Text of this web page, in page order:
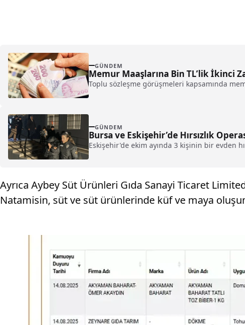
GÜNDEM
Memur Maaşlarına Bin TL’lik İkinci
Toplu sözleşme görüşmeleri kapsamında
GÜNDEM
Bursa ve Eskişehir’de Hırsızlık
Eskişehir'de ekim ayında 3 kişinin bir evden
Ayrıca Aybey Süt Ürünleri Gıda Sanayi Ticaret
Natamisin, süt ve süt ürünlerinde küf ve maya